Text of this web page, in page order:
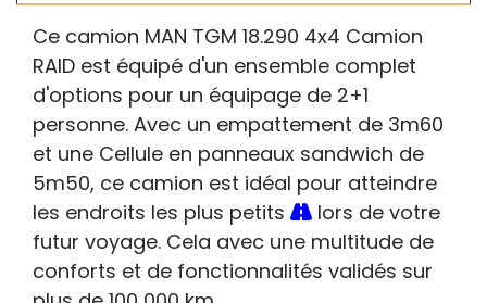
Ce camion MAN TGM 18.290 4x4 Camion
RAID est équipé d'un ensemble complet
d'options pour un équipage de 2+1
personne. Avec un empattement de 3m60
et une Cellule en panneaux sandwich de
5m50, ce camion est idéal pour atteindre
les endroits les plus petits
lors de votre
futur voyage. Cela avec une multitude de
conforts et de fonctionnalités validés sur